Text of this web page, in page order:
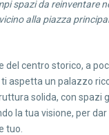
spazi da reinventare
alla piazza
del centro storico, a
aspetta un palazzo
solida, con spazi
la tua visione, per dar
tuo.